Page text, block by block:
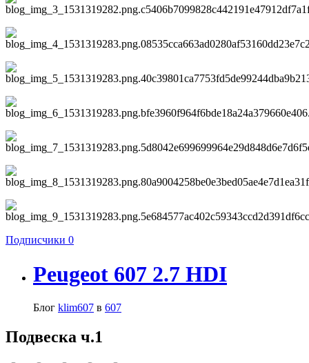
Подписчики 0
Peugeot 607 2.7 HDI
Блог klim607 в 607
Подвеска ч.1